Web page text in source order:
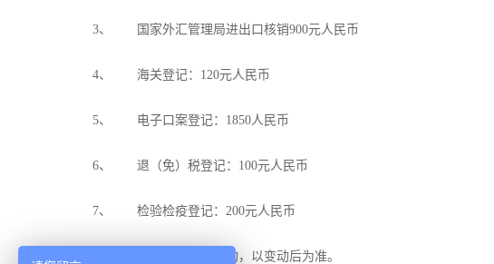
3、 国家外汇管理局进出口核销900元人民币
4、 海关登记：120元人民币
5、 电子口案登记：1850人民币
6、 退（免）税登记：100元人民币
7、 检验检疫登记：200元人民币
注：1、若政府收费有变动，以变动后为准。